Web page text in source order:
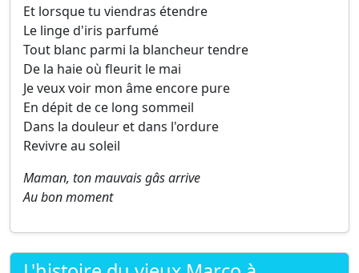
Et lorsque tu viendras étendre
Le linge d'iris parfumé
Tout blanc parmi la blancheur tendre
De la haie où fleurit le mai
Je veux voir mon âme encore pure
En dépit de ce long sommeil
Dans la douleur et dans l'ordure
Revivre au soleil
Maman, ton mauvais gâs arrive
Au bon moment